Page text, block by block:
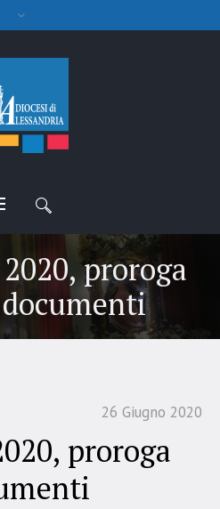
proroga
26 Giugno 2020
proroga